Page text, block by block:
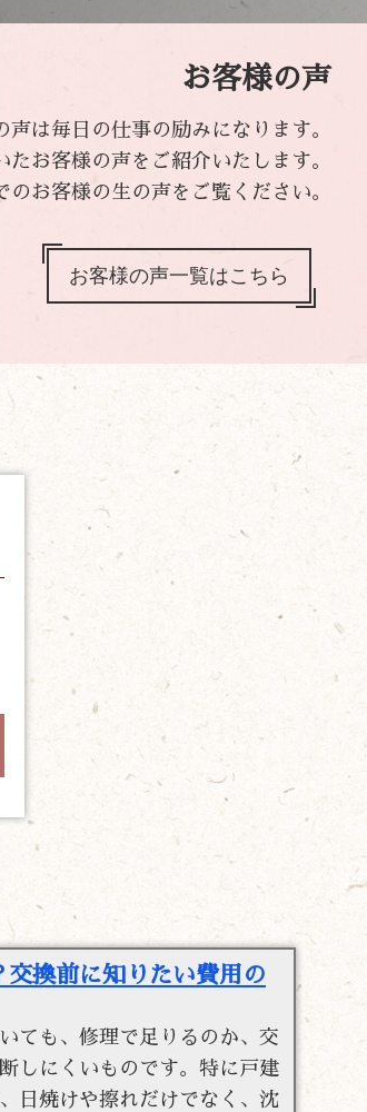
お客様の声
声は毎日の仕事の励みになります。
お客様の声をご紹介いたします。
お客様の生の声をご覧ください。
お客様の声一覧はこちら
換前に知りたい費用の
ても、修理で足りるのか、交
しにくいものです。特に戸建
日焼けや擦れだけでなく、沈